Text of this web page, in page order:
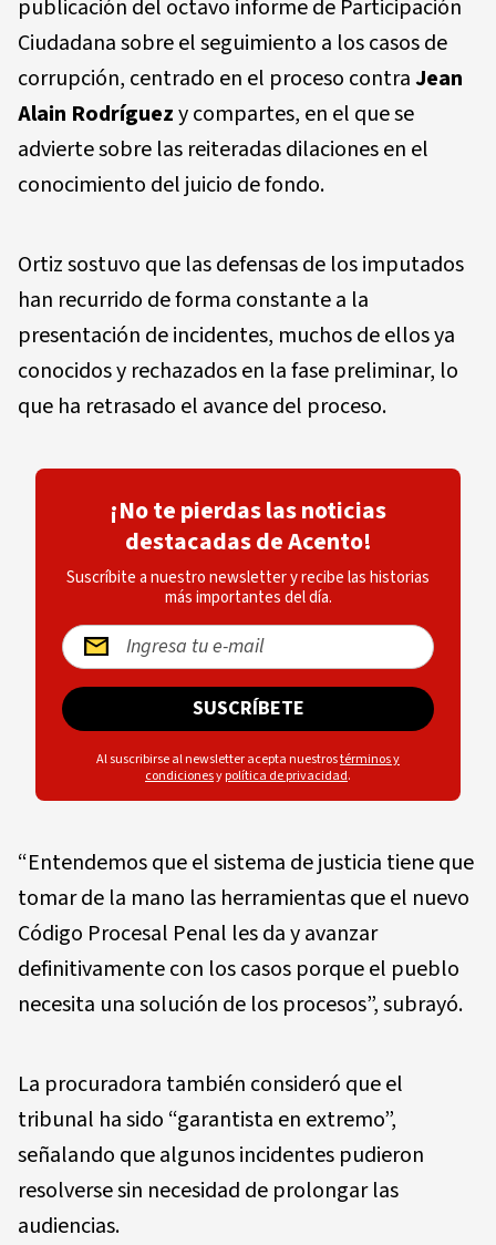
publicación del octavo informe de Participación
Ciudadana sobre el seguimiento a los casos de
corrupción, centrado en el proceso contraJean
Alain Rodríguezy compartes, en el que se
advierte sobre las reiteradas dilaciones en el
conocimiento del juicio de fondo.
Ortiz sostuvo que las defensas de los imputados
han recurrido de forma constante a la
presentación de incidentes, muchos de ellos ya
conocidos y rechazados en la fase preliminar, lo
que ha retrasado el avance del proceso.
¡No te pierdas las noticias
destacadas de Acento!
Suscríbite a nuestro newsletter y recibe las historias
más importantes del día.
SUSCRÍBETE
Al suscribirse al newsletter acepta nuestrostérminos y
condicionesypolítica de privacidad.
“Entendemos que el sistema de justicia tiene que
tomar de la mano las herramientas que el nuevo
Código Procesal Penal les da y avanzar
definitivamente con los casos porque el pueblo
necesita una solución de los procesos”, subrayó.
La procuradora también consideró que el
tribunal ha sido “garantista en extremo”,
señalando que algunos incidentes pudieron
resolverse sin necesidad de prolongar las
audiencias.